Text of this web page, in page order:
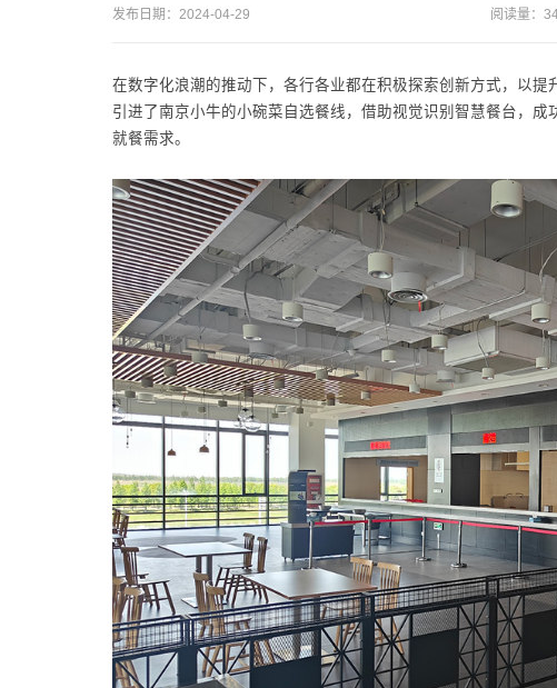
发布日期：2024-04-29 阅读量：
在数字化浪潮的推动下，各行各业都在积极探索创新方式，以提
引进了南京小牛的小碗菜自选餐线，借助视觉识别智慧餐台，
就餐需求。